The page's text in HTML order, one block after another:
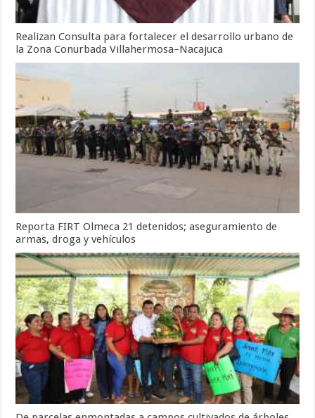
Realizan Consulta para fortalecer el desarrollo urbano de
la Zona Conurbada Villahermosa–Nacajuca
Reporta FIRT Olmeca 21 detenidos; aseguramiento de
armas, droga y vehículos